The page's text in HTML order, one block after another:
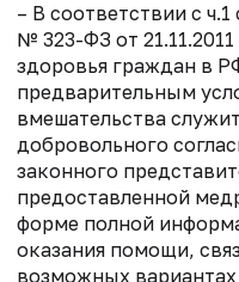
– В соответствии с
№ 323-ФЗ от
здоровья граждан в
предварительным
вмешательства
добровольного
законного
предоставленной
форме полной
оказания помощи,
возможных